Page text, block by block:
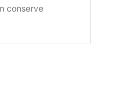
conserve